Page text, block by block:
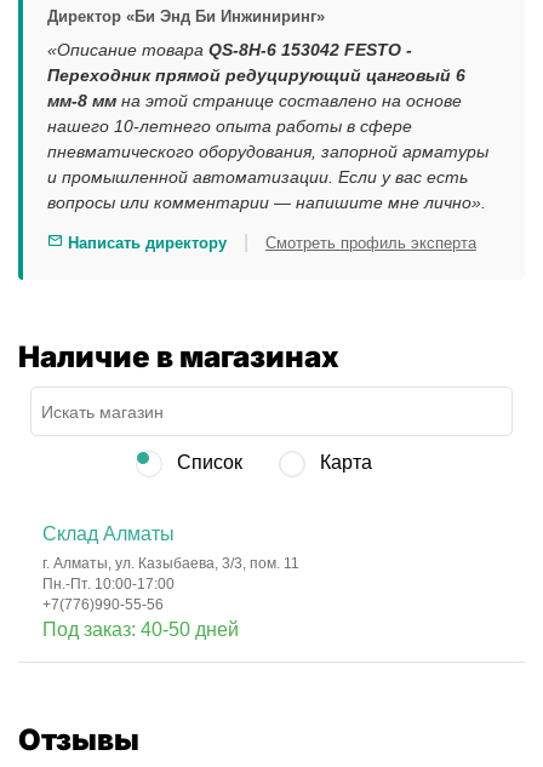
Директор «Би Энд Би Инжиниринг»
«Описание товара QS-8H-6 153042 FESTO -
Переходник прямой редуцирующий цанговый 6
мм-8 мм на этой странице составлено на основе
нашего 10-летнего опыта работы в сфере
пневматического оборудования, запорной арматуры
и промышленной автоматизации. Если у вас есть
вопросы или комментарии — напишите мне лично».
Написать директору Смотреть профиль эксперта
Наличие в магазинах
Список Карта
Склад Алматы
г. Алматы, ул. Казыбаева, 3/3, пом. 11
Пн.-Пт. 10:00-17:00
+7(776)990-55-56
Под заказ: 40-50 дней
Отзывы